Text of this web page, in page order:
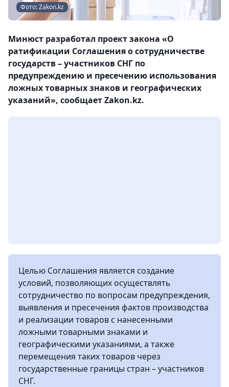
Фото: Zakon.kz
Минюст разработал проект закона «О
ратификации Соглашения о сотрудничестве
государств – участников СНГ по
предупреждению и пресечению использования
ложных товарных знаков и географических
указаний», сообщает Zakon.kz.
Целью Соглашения является создание
условий, позволяющих осуществлять
сотрудничество по вопросам предупреждения,
выявления и пресечения фактов производства
и реализации товаров с нанесенными
ложными товарными знаками и
географическими указаниями, а также
перемещения таких товаров через
государственные границы стран – участников
СНГ.